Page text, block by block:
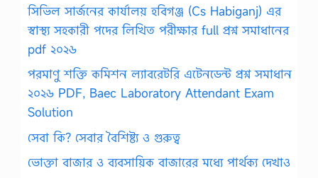
সিভিল সার্জনের কার্যালয় হবিগঞ্জ (Cs Habiganj) এর
স্বাস্থ্য সহকারী পদের লিখিত পরীক্ষার full প্রশ্ন সমাধানের
pdf ২০২৬
পরমাণু শক্তি কমিশন ল্যাবরেটরি এটেনডেন্ট প্রশ্ন সমাধান
২০২৬ PDF, Baec Laboratory Attendant Exam
Solution
সেবা কি? সেবার বৈশিষ্ট্য ও গুরুত্ব
ভোক্তা বাজার ও ব্যবসায়িক বাজারের মধ্যে পার্থক্য দেখাও